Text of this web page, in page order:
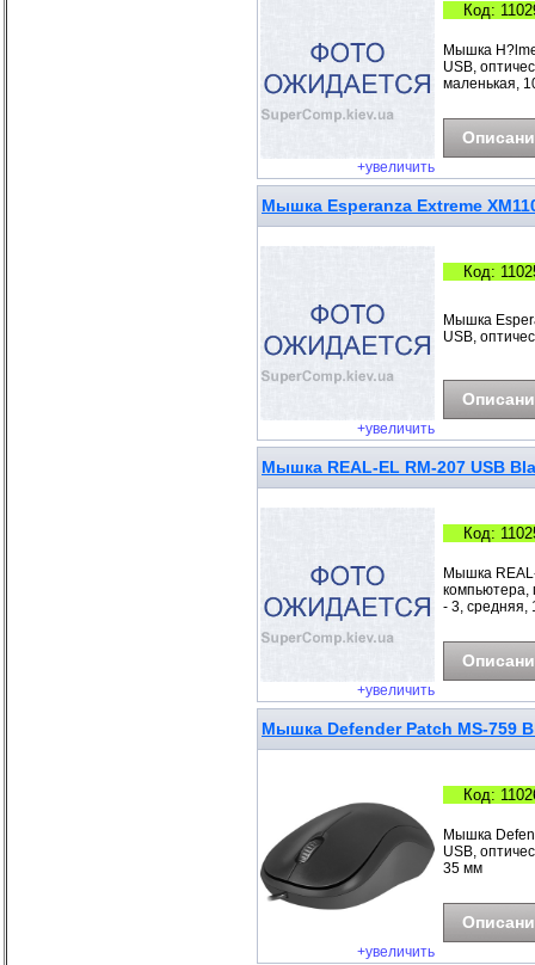
+увеличить
Код:
Мышка
USB,
маленькая,
Мышка Esperanza Extreme
+увеличить
Код:
Мышка
USB,
Мышка REAL-EL RM-207 USB
+увеличить
Код:
Мышка
компьютера,
- 3, средняя,
Мышка Defender Patch MS-759
+увеличить
Код:
Мышка
USB,
35 мм